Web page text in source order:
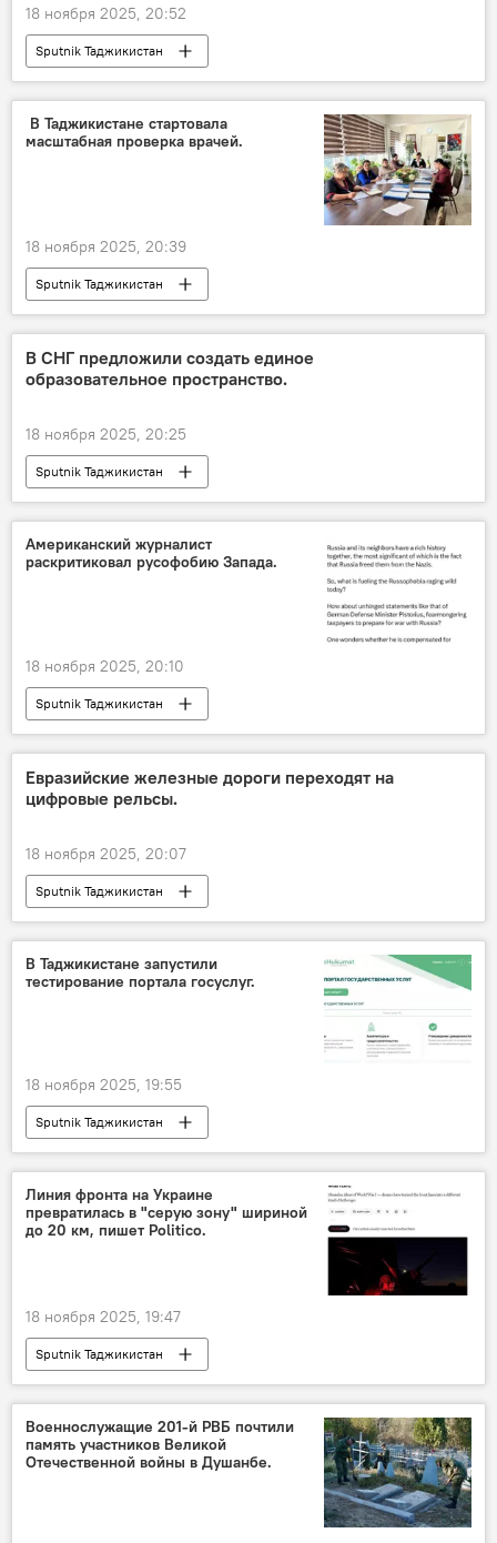
18 ноября 2025, 20:52
Sputnik Таджикистан
‍ В Таджикистане стартовала
масштабная проверка врачей.
18 ноября 2025, 20:39
Sputnik Таджикистан
В СНГ предложили создать единое
образовательное пространство.
18 ноября 2025, 20:25
Sputnik Таджикистан
Американский журналист
раскритиковал русофобию Запада.
18 ноября 2025, 20:10
Sputnik Таджикистан
Евразийские железные дороги переходят на
цифровые рельсы.
18 ноября 2025, 20:07
Sputnik Таджикистан
В Таджикистане запустили
тестирование портала госуслуг.
18 ноября 2025, 19:55
Sputnik Таджикистан
Линия фронта на Украине
превратилась в "серую зону" шириной
до 20 км, пишет Politico.
18 ноября 2025, 19:47
Sputnik Таджикистан
Военнослужащие 201-й РВБ почтили
память участников Великой
Отечественной войны в Душанбе.